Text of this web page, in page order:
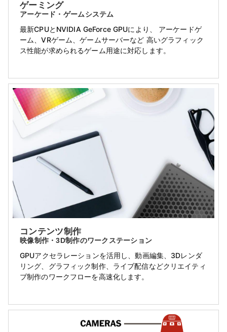
ゲーミング
アーケード・ゲームシステム
最新CPUとNVIDIA GeForce GPUにより、 アーケードゲ
ーム、VRゲーム、ゲームサーバーなど 高いグラフィック
ス性能が求められるゲーム用途に対応します。
コンテンツ制作
映像制作・3D制作のワークステーション
GPUアクセラレーションを活用し、動画編集、3Dレンダ
リング、グラフィック制作、ライブ配信などクリエイティ
ブ制作のワークフローを高速化します。